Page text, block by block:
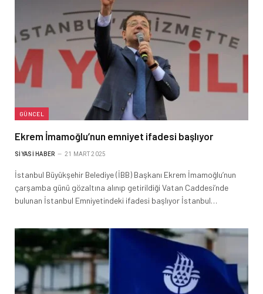
GÜNCEL
Ekrem İmamoğlu’nun emniyet ifadesi başlıyor
SIYASI HABER 21 MART 2025
İstanbul Büyükşehir Belediye (İBB) Başkanı Ekrem İmamoğlu’nun
çarşamba günü gözaltına alınıp getirildiği Vatan Caddesi’nde
bulunan İstanbul Emniyetindeki ifadesi başlıyor İstanbul…